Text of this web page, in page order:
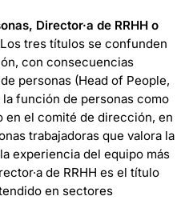
Director·a de RRHH o
Los tres títulos se confunden
con consecuencias
personas (Head of People,
función de personas como
el comité de dirección, en
trabajadoras que valora la
experiencia del equipo más
de RRHH es el título
en sectores